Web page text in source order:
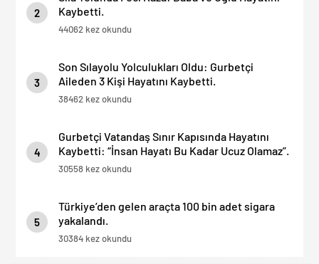
2
Kaybetti.
44062 kez okundu
3
Son Sılayolu Yolculukları Oldu: Gurbetçi
Aileden 3 Kişi Hayatını Kaybetti.
38462 kez okundu
4
Gurbetçi Vatandaş Sınır Kapısında Hayatını
Kaybetti: “İnsan Hayatı Bu Kadar Ucuz Olamaz”.
30558 kez okundu
5
Türkiye’den gelen araçta 100 bin adet sigara
yakalandı.
30384 kez okundu